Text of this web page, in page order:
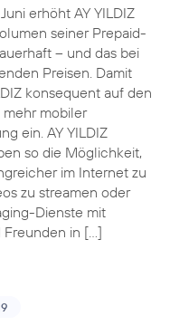
erhöht AY YILDIZ
seiner Prepaid-
– und das bei
Preisen. Damit
konsequent auf den
mobiler
ein. AY YILDIZ
so die Möglichkeit,
im Internet zu
zu streamen oder
Dienste mit
Freunden in […]